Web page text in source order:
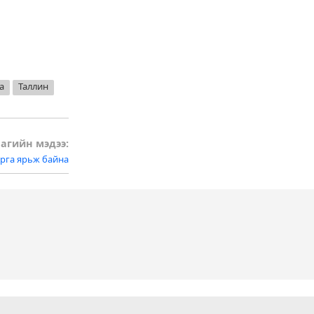
Таллин
мэдээ:
ярьж байна